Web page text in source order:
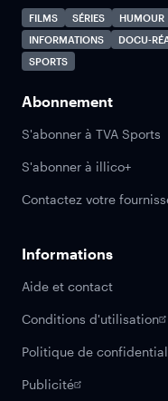
FILMS SÉRIES HUMOUR
INFORMATIONS
DOCU-
SPORTS
Abonnement
S'abonner à TVA Sports
S'abonner à illico+
Contactez votre
Informations
Aide et contact
Conditions d'utilisation
Politique de
Publicité